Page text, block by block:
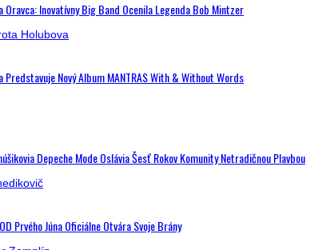
Oravca: Inovatívny Big Band Ocenila Legenda Bob Mintzer
Nový Album MANTRAS With & Without Words
Depeche Mode Oslávia Šesť Rokov Komunity Netradičnou Plavbou
Prvého Júna Oficiálne Otvára Svoje Brány